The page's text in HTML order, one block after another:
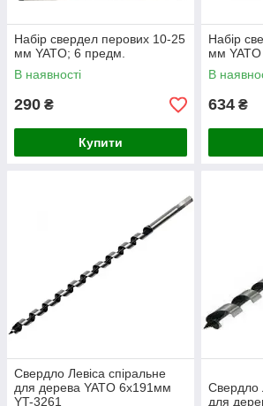
Набір свердел перових 10-25
мм YATO; 6 предм.
В наявності
290 ₴
Купити
Набір
мм YATO
В
634 ₴
Свердло Левіса спіральне
для дерева YATO 6х191мм
YT-3261
Свердло
для